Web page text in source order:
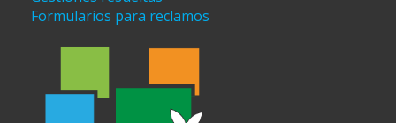
Formularios para reclamos